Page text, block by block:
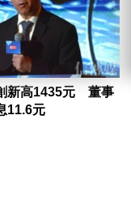
新高1435元 董事
11.6元